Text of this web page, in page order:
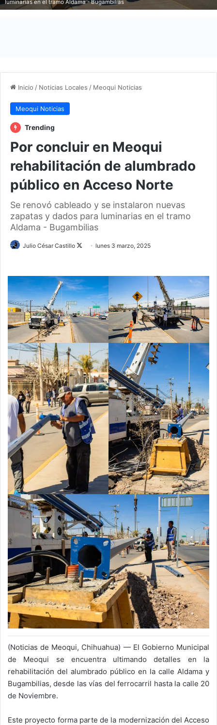
luminarias en el tramo Aldama - Bugambilias
Inicio / Noticias Locales / Meoqui Noticias
Meoqui Noticias
Trending
Por concluir en Meoqui
rehabilitación de alumbrado
público en Acceso Norte
Se renovó cableado y se instalaron nuevas
zapatas y dados para luminarias en el tramo
Aldama - Bugambilias
Julio César Castillo
Followlunes 3 marzo, 2025
(Noticias de Meoqui, Chihuahua) — El Gobierno Municipal
de Meoqui se encuentra ultimando detalles en la
rehabilitación del alumbrado público en la calle Aldama y
Bugambilias, desde las vías del ferrocarril hasta la calle 20
de Noviembre.
Este proyecto forma parte de la modernización del Acceso